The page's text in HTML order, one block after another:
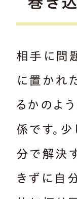
相手に問
に置かれ
るかのよ
係です。
分で解決
きずに自